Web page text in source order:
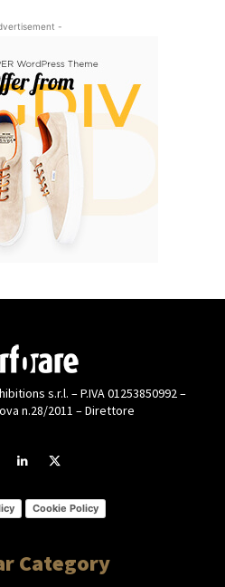
-
s.r.l. – P.IVA 01253850992 –
n.28/2011 – Direttore
Cookie Policy
Category